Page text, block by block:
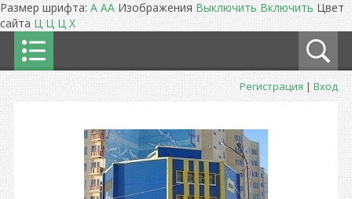
Размер шрифта:A AAИзображенияВыключить ВключитьЦвет
сайтаЦ Ц Ц Х
Регистрация|Вход